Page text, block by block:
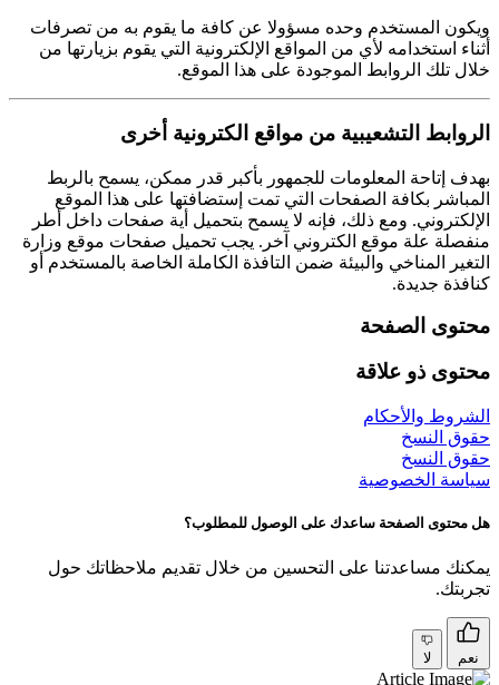
ويكون المستخدم وحده مسؤولا عن كافة ما يقوم به من تصرفات
أثناء استخدامه لأي من المواقع الإلكترونية التي يقوم بزيارتها من
خلال تلك الروابط الموجودة على هذا الموقع.
الروابط التشعيبية من مواقع الكترونية أخرى
بهدف إتاحة المعلومات للجمهور بأكبر قدر ممكن، يسمح بالربط
المباشر بكافة الصفحات التي تمت إستضافتها على هذا الموقع
الإلكتروني. ومع ذلك، فإنه لا يسمح بتحميل أية صفحات داخل أطر
منفصلة علة موقع الكتروني آخر. يجب تحميل صفحات موقع وزارة
التغير المناخي والبيئة ضمن التافذة الكاملة الخاصة بالمستخدم أو
كنافذة جديدة.
محتوى الصفحة
محتوى ذو علاقة
الشروط والأحكام
حقوق النسخ
حقوق النسخ
سياسة الخصوصية
هل محتوى الصفحة ساعدك على الوصول للمطلوب؟
يمكنك مساعدتنا على التحسين من خلال تقديم ملاحظاتك حول
تجربتك.
نعم لا